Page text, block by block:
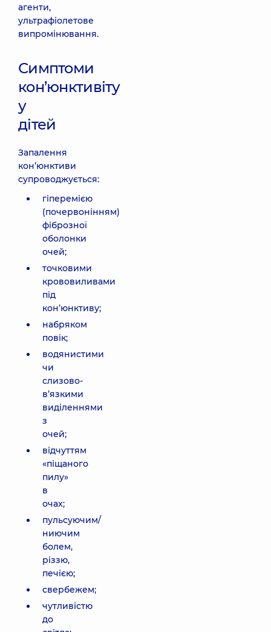
агенти,
ультрафіолетове
випромінювання.
Симптоми
кон’юнктивіту
у
дітей
Запалення
кон’юнктиви
супроводжується:
гіперемією
(почервонінням)
фіброзної
оболонки
очей;
точковими
крововиливами
під
кон’юнктиву;
набряком
повік;
водянистими
чи
слизово-
в’язкими
виділеннями
з
очей;
відчуттям
«піщаного
пилу»
в
очах;
пульсуючим/
ниючим
болем,
різзю,
печією;
свербежем;
чутливістю
до